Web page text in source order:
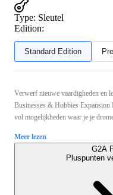
Type: Sleutel
Edition:
Standard Edition
Verwerf nieuwe vaardigheden en
Businesses & Hobbies
vol mogelijkheden waar je je
Meer lezen
G2A
Pluspunten